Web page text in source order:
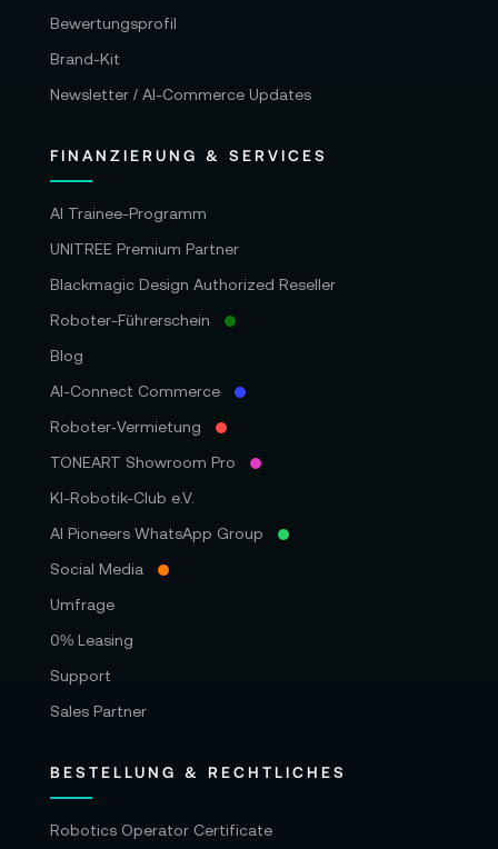
Bewertungsprofil
Brand-Kit
Newsletter / AI-Commerce Updates
FINANZIERUNG & SERVICES
AI Trainee-Programm
UNITREE Premium Partner
Blackmagic Design Authorized Reseller
Roboter-Führerschein
Blog
AI-Connect Commerce
Roboter‑Vermietung
TONEART Showroom Pro
KI-Robotik-Club e.V.
AI Pioneers WhatsApp Group
Social Media
Umfrage
0% Leasing
Support
Sales Partner
BESTELLUNG & RECHTLICHES
Robotics Operator Certificate